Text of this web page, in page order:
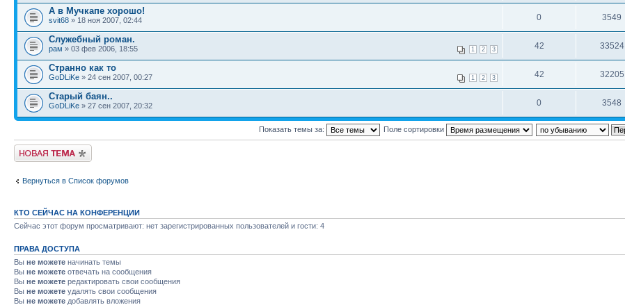
А в Мучкапе хорошо!
svit68 » 18 ноя 2007, 02:44 0 3549
Служебный роман.
1 2 3
рам » 03 фев 2006, 18:55 42 33524
Странно как то
1 2 3
GoDLiKe » 24 сен 2007, 00:27 42 32205
Старый баян..
GoDLiKe » 27 сен 2007, 20:32 0 3548
Показать темы за: Поле сортировки
Новая тема
Вернуться в Список форумов
КТО СЕЙЧАС НА КОНФЕРЕНЦИИ
Сейчас этот форум просматривают: нет зарегистрированных пользователей и гости: 4
ПРАВА ДОСТУПА
Вы не можете начинать темы
Вы не можете отвечать на сообщения
Вы не можете редактировать свои сообщения
Вы не можете удалять свои сообщения
Вы не можете добавлять вложения